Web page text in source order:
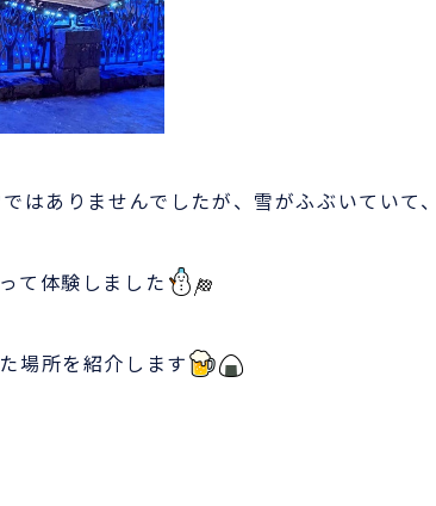
はありませんでしたが、雪がふぶいていて
て体験しました
場所を紹介します